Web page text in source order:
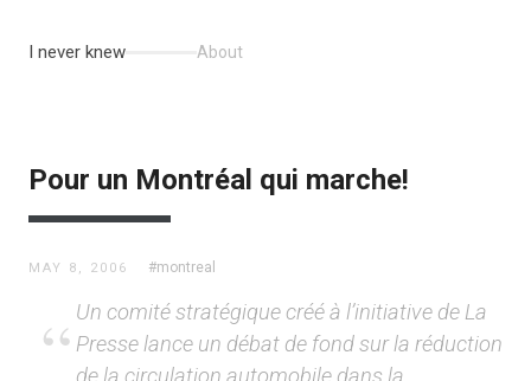
I never knew About
Pour un Montréal qui marche!
MAY 8, 2006 #montreal
Un comité stratégique créé à l’initiative de La
Presse lance un débat de fond sur la réduction
de la circulation automobile dans la